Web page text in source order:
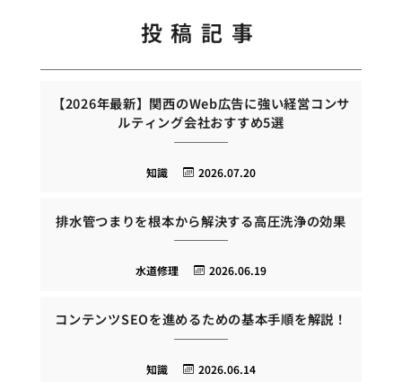
投稿記事
【2026年最新】関西のWeb広告に強い経営コンサ
ルティング会社おすすめ5選
2026.07.20
知識
排水管つまりを根本から解決する高圧洗浄の効果
2026.06.19
水道修理
コンテンツSEOを進めるための基本手順を解説！
2026.06.14
知識